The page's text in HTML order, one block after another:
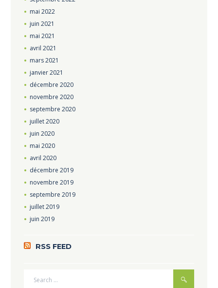
mai 2022
juin 2021
mai 2021
avril 2021
mars2021
janvier2021
décembre 2020
novembre 2020
septembre 2020
juillet2020
juin 2020
mai 2020
avril 2020
décembre 2019
novembre 2019
septembre 2019
juillet2019
juin 2019
RSS FEED